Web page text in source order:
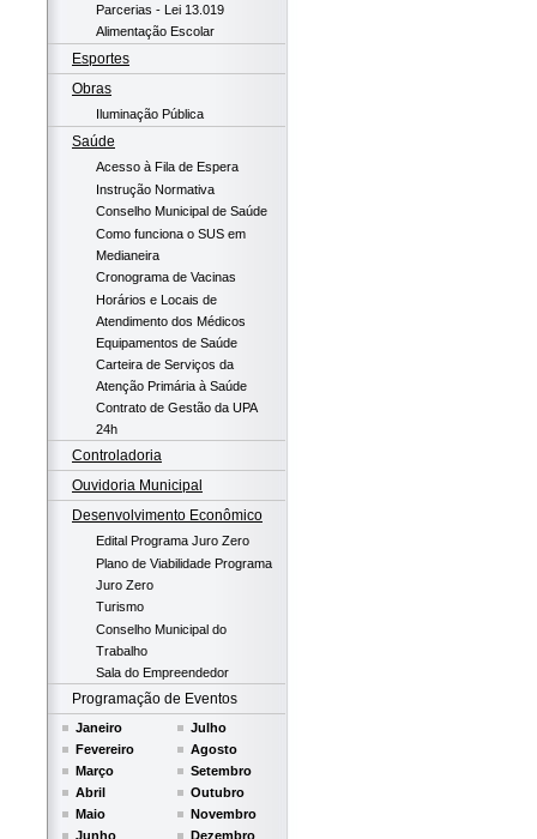
Parcerias - Lei 13.019
Alimentação Escolar
Esportes
Obras
Iluminação Pública
Saúde
Acesso à Fila de Espera
Instrução Normativa
Conselho Municipal de Saúde
Como funciona o SUS em
Medianeira
Cronograma de Vacinas
Horários e Locais de
Atendimento dos Médicos
Equipamentos de Saúde
Carteira de Serviços da
Atenção Primária à Saúde
Contrato de Gestão da UPA
24h
Controladoria
Ouvidoria Municipal
Desenvolvimento Econômico
Edital Programa Juro Zero
Plano de Viabilidade Programa
Juro Zero
Turismo
Conselho Municipal do
Trabalho
Sala do Empreendedor
Programação de Eventos
Janeiro
Fevereiro
Março
Abril
Maio
Junho
Julho
Agosto
Setembro
Outubro
Novembro
Dezembro